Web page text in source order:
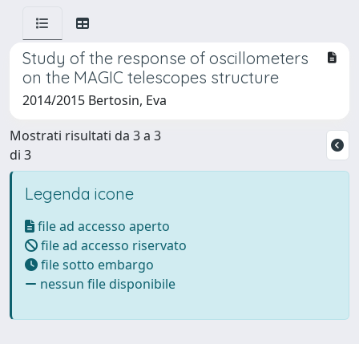
Study of the response of oscillometers
on the MAGIC telescopes structure
2014/2015 Bertosin, Eva
Mostrati risultati da 3 a 3
di 3
Legenda icone
file ad accesso aperto
file ad accesso riservato
file sotto embargo
nessun file disponibile